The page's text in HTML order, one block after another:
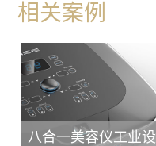
相关案例
八合一美容仪工业设